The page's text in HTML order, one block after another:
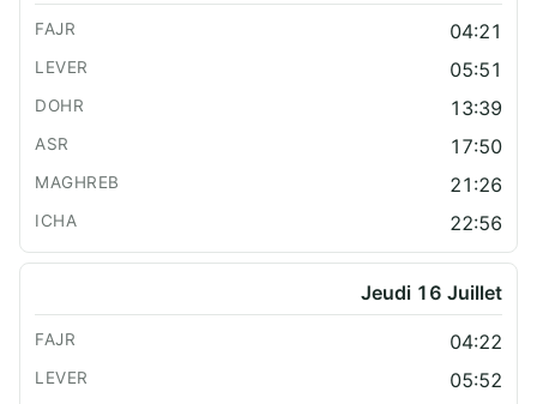
04:21
05:51
13:39
17:50
21:26
22:56
Jeudi 16 Juillet
04:22
05:52